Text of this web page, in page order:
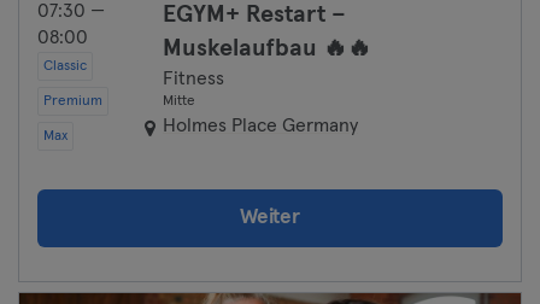
07:30 —
08:00
Classic
Premium
Max
EGYM+ Restart –
Muskelaufbau 🔥🔥
Fitness
Mitte
Holmes Place Germany
Weiter